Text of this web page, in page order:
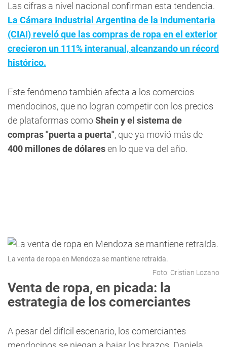
Las cifras a nivel nacional confirman esta tendencia.
La Cámara Industrial Argentina de la Indumentaria
(CIAI) reveló que las compras de ropa en el exterior
crecieron un 111% interanual, alcanzando un récord
histórico.
Este fenómeno también afecta a los comercios
mendocinos, que no logran competir con los precios
de plataformas comoShein y el sistema de
compras "puerta a puerta", que ya movió más de
400 millones de dólaresen lo que va del año.
La venta de ropa en Mendoza se mantiene retraída.
Foto: Cristian Lozano
Venta de ropa, en picada: la
estrategia de los comerciantes
A pesar del difícil escenario, los comerciantes